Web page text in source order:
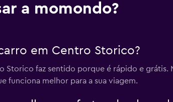
a momondo?
em Centro Storico?
Storico faz sentido porque é rápido e grátis.
funciona melhor para a sua viagem.